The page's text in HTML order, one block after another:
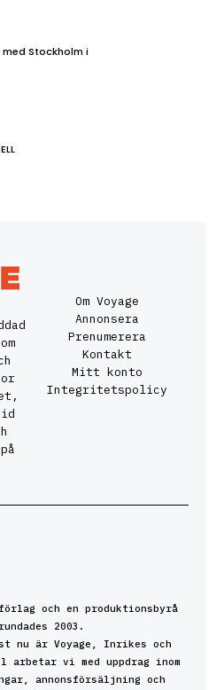
med Stockholm i
Om Voyage
Annonsera
Prenumerera
Kontakt
Mitt konto
Integritetspolicy
och en produktionsbyrå
2003.
nu är Voyage, Inrikes och
vi med uppdrag inom
annonsförsäljning och